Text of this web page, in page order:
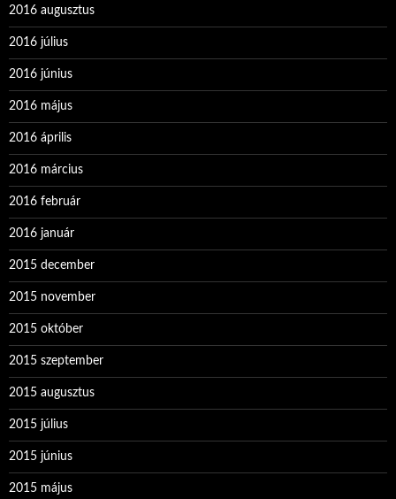
2016 augusztus
2016 július
2016 június
2016 május
2016 április
2016 március
2016 február
2016 január
2015 december
2015 november
2015 október
2015 szeptember
2015 augusztus
2015 július
2015 június
2015 május